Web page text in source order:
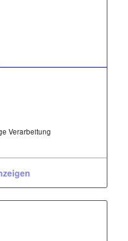
Verarbeitung
x 49,2 x 7,5 cm